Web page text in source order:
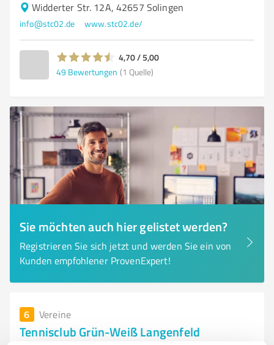
Widderter Str. 12A, 42657 Solingen
info@stc02.de www.stc02.de/
4,70 / 5,00
49 Bewertungen (1 Quelle)
Sie möchten auch hier gelistet werden?
Registrieren Sie sich jetzt und werden Sie ein von
Kunden empfohlener ProvenExpert!
6 Vereine
Tennisclub Grün-Weiß Langenfeld